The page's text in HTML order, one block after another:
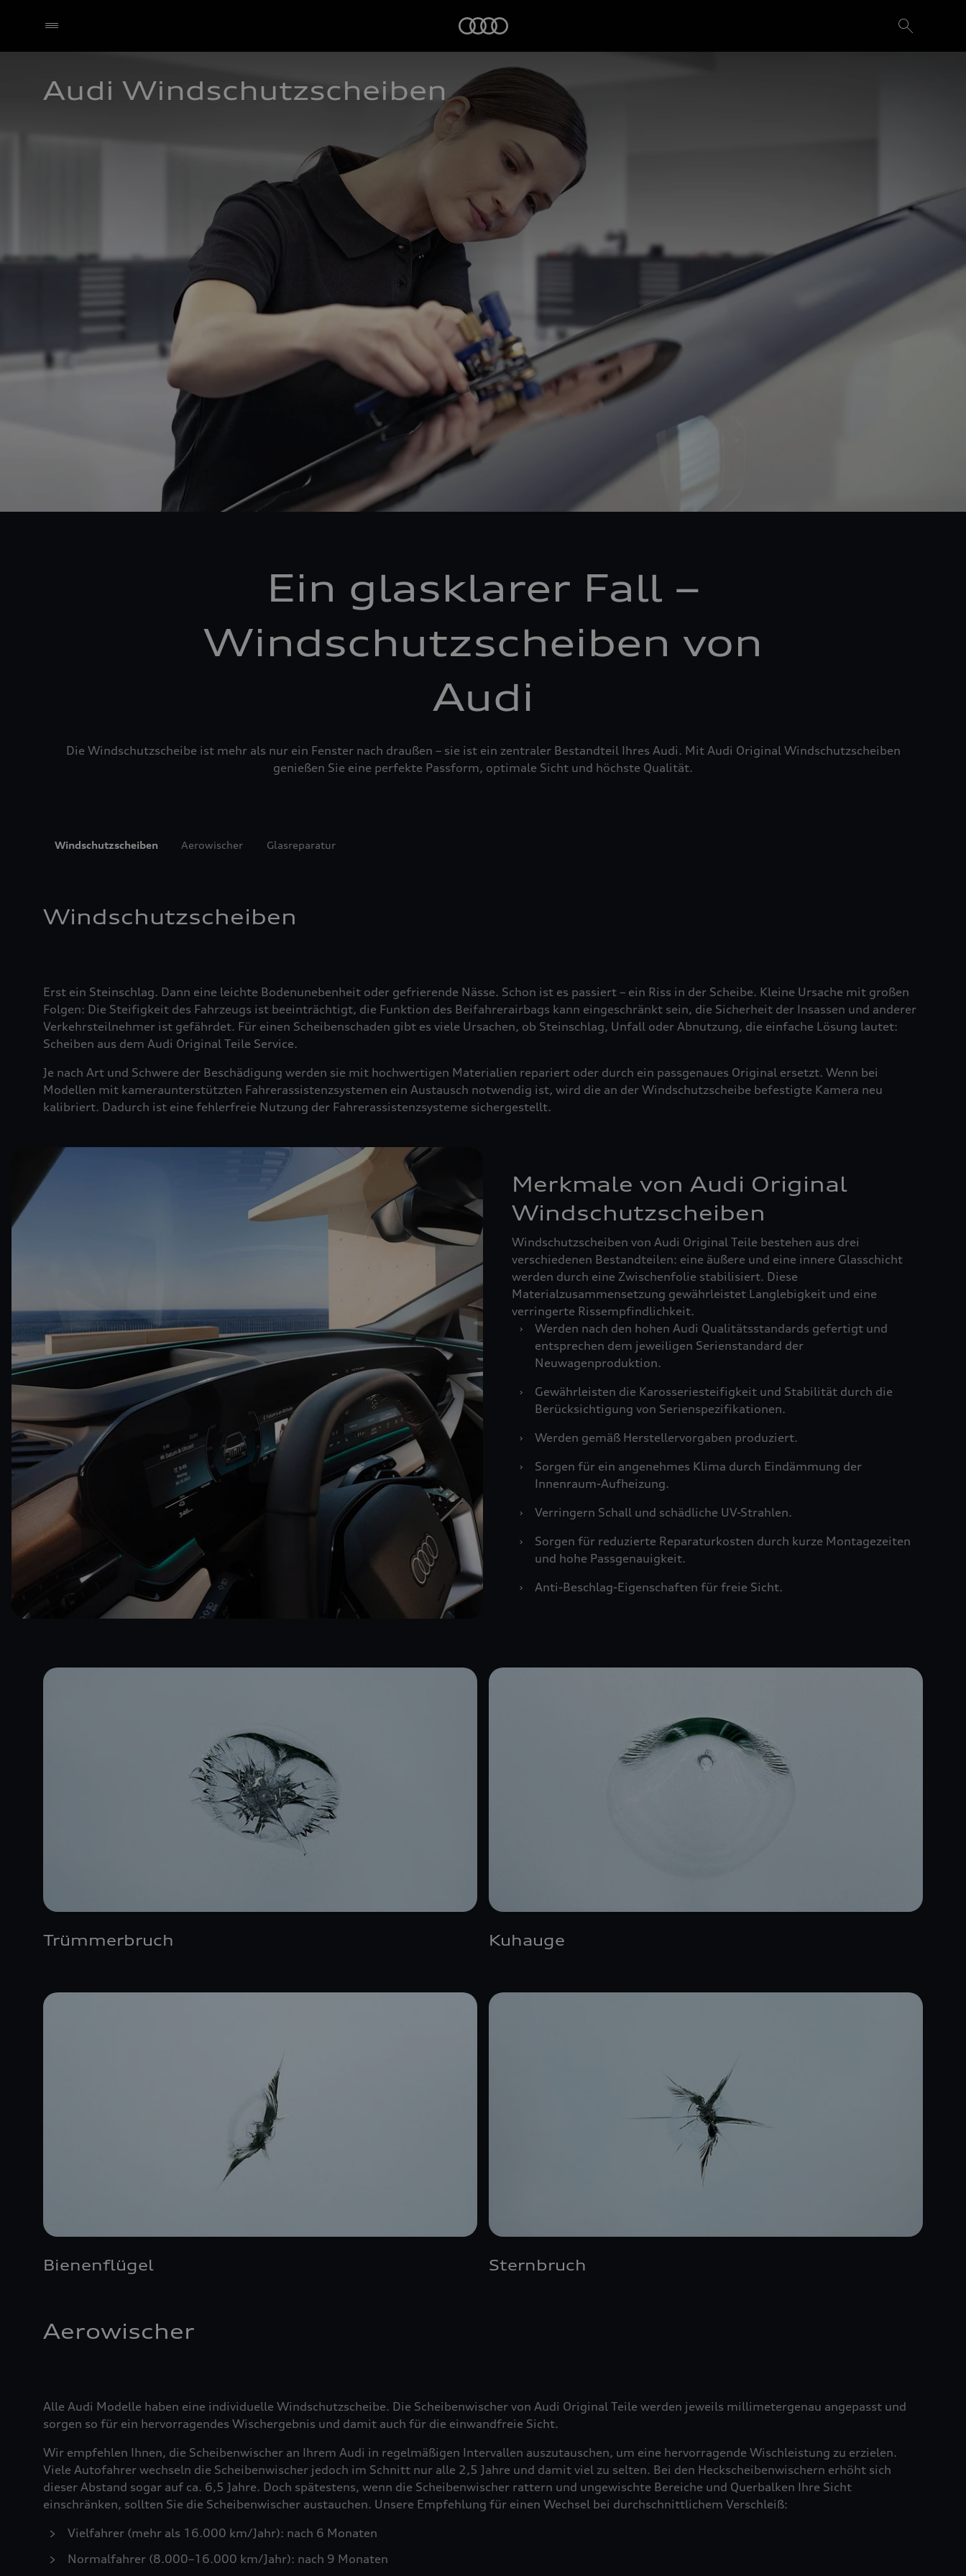
Audi Windschutzscheiben
Ein glasklarer Fall –
Windschutzscheiben von
Audi
Die Windschutzscheibe ist mehr als nur ein Fenster nach draußen – sie ist ein zentraler Bestandteil Ihres Audi. Mit Audi Original Windschutzscheiben
genießen Sie eine perfekte Passform, optimale Sicht und höchste Qualität.
Windschutzscheiben Aerowischer Glasreparatur
Windschutzscheiben
Erst ein Steinschlag. Dann eine leichte Bodenunebenheit oder gefrierende Nässe. Schon ist es passiert – ein Riss in der Scheibe. Kleine Ursache mit großen
Folgen: Die Steifigkeit des Fahrzeugs ist beeinträchtigt, die Funktion des Beifahrerairbags kann eingeschränkt sein, die Sicherheit der Insassen und anderer
Verkehrsteilnehmer ist gefährdet. Für einen Scheibenschaden gibt es viele Ursachen, ob Steinschlag, Unfall oder Abnutzung, die einfache Lösung lautet:
Scheiben aus dem Audi Original Teile Service.
Je nach Art und Schwere der Beschädigung werden sie mit hochwertigen Materialien repariert oder durch ein passgenaues Original ersetzt. Wenn bei
Modellen mit kameraunterstützten Fahrerassistenzsystemen ein Austausch notwendig ist, wird die an der Windschutzscheibe befestigte Kamera neu
kalibriert. Dadurch ist eine fehlerfreie Nutzung der Fahrerassistenzsysteme sichergestellt.
Merkmale von Audi Original
Windschutzscheiben
Windschutzscheiben von Audi Original Teile bestehen aus drei
verschiedenen Bestandteilen: eine äußere und eine innere Glasschicht
werden durch eine Zwischenfolie stabilisiert. Diese
Materialzusammensetzung gewährleistet Langlebigkeit und eine
verringerte Rissempfindlichkeit.
›
Werden nach den hohen Audi Qualitätsstandards gefertigt und
entsprechen dem jeweiligen Serienstandard der
Neuwagenproduktion.
›
Gewährleisten die Karosseriesteifigkeit und Stabilität durch die
Berücksichtigung von Serienspezifikationen.
›
Werden gemäß Herstellervorgaben produziert.
›
Sorgen für ein angenehmes Klima durch Eindämmung der
Innenraum-Aufheizung.
›
Verringern Schall und schädliche UV-Strahlen.
›
Sorgen für reduzierte Reparaturkosten durch kurze Montagezeiten
und hohe Passgenauigkeit.
›
Anti-Beschlag-Eigenschaften für freie Sicht.
Trümmerbruch Kuhauge
Bienenflügel Sternbruch
Aerowischer
Alle Audi Modelle haben eine individuelle Windschutzscheibe. Die Scheibenwischer von Audi Original Teile werden jeweils millimetergenau angepasst und
sorgen so für ein hervorragendes Wischergebnis und damit auch für die einwandfreie Sicht.
Wir empfehlen Ihnen, die Scheibenwischer an Ihrem Audi in regelmäßigen Intervallen auszutauschen, um eine hervorragende Wischleistung zu erzielen.
Viele Autofahrer wechseln die Scheibenwischer jedoch im Schnitt nur alle 2,5 Jahre und damit viel zu selten. Bei den Heckscheibenwischern erhöht sich
dieser Abstand sogar auf ca. 6,5 Jahre. Doch spätestens, wenn die Scheibenwischer rattern und ungewischte Bereiche und Querbalken Ihre Sicht
einschränken, sollten Sie die Scheibenwischer austauchen. Unsere Empfehlung für einen Wechsel bei durchschnittlichem Verschleiß:
Vielfahrer (mehr als 16.000 km/Jahr): nach 6 Monaten
Normalfahrer (8.000–16.000 km/Jahr): nach 9 Monaten